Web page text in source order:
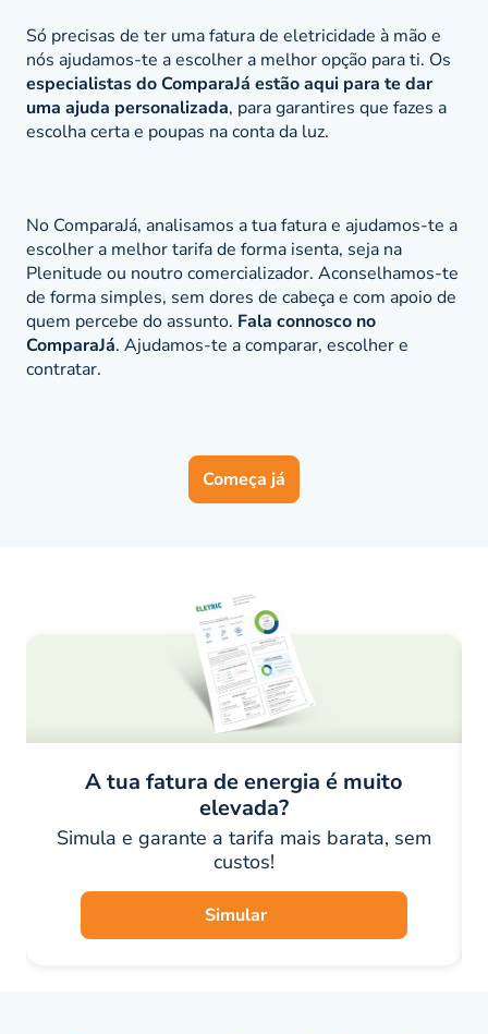
Só precisas de ter uma fatura de eletricidade à mão e
nós ajudamos-te a escolher a melhor opção para ti. Os
especialistas do ComparaJá estão aqui para te dar
uma ajuda personalizada, para garantires que fazes a
escolha certa e poupas na conta da luz.
No ComparaJá, analisamos a tua fatura e ajudamos-te a
escolher a melhor tarifa de forma isenta, seja na
Plenitude ou noutro comercializador. Aconselhamos-te
de forma simples, sem dores de cabeça e com apoio de
quem percebe do assunto. Fala connosco no
ComparaJá. Ajudamos-te a comparar, escolher e
contratar.
Começa já
A tua fatura de energia é muito
elevada?
Simula e garante a tarifa mais barata, sem
custos!
Simular